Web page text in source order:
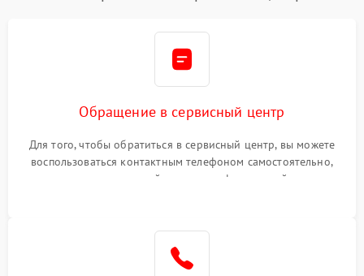
Обращение в сервисный центр
Для того, чтобы обратиться в сервисный центр, вы можете
воспользоваться контактным телефоном самостоятельно,
или оставить свой номер телефона на сайте